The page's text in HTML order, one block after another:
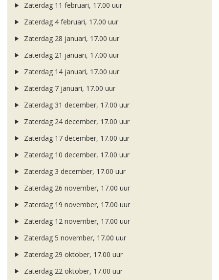
Zaterdag 11 februari, 17.00 uur
Zaterdag 4 februari, 17.00 uur
Zaterdag 28 januari, 17.00 uur
Zaterdag 21 januari, 17.00 uur
Zaterdag 14 januari, 17.00 uur
Zaterdag 7 januari, 17.00 uur
Zaterdag 31 december, 17.00 uur
Zaterdag 24 december, 17.00 uur
Zaterdag 17 december, 17.00 uur
Zaterdag 10 december, 17.00 uur
Zaterdag 3 december, 17.00 uur
Zaterdag 26 november, 17.00 uur
Zaterdag 19 november, 17.00 uur
Zaterdag 12 november, 17.00 uur
Zaterdag 5 november, 17.00 uur
Zaterdag 29 oktober, 17.00 uur
Zaterdag 22 oktober, 17.00 uur